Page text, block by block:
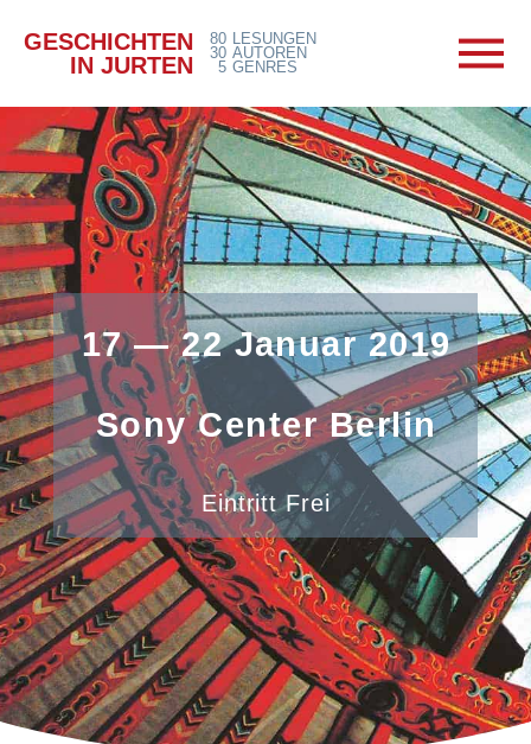
GESCHICHTEN
IN JURTEN
80
30
5
LESUNGEN
AUTOREN
GENRES
17 — 22 Januar 2019
Sony Center Berlin
Eintritt Frei